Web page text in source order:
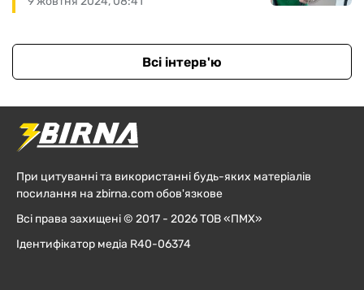
Всі інтерв'ю
При цитуванні та використанні будь-яких матеріалів
посилання на zbirna.com обов'язкове
Всі права захищені © 2017 - 2026 ТОВ «ПМХ»
Ідентифікатор медіа R40-06374